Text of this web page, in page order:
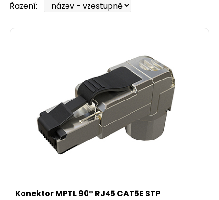
Řazení:
Konektor MPTL 90° RJ45 CAT5E STP